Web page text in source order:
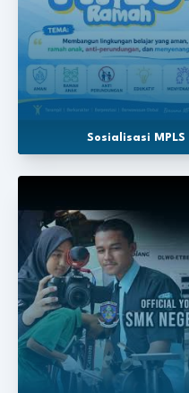
Sosialisasi